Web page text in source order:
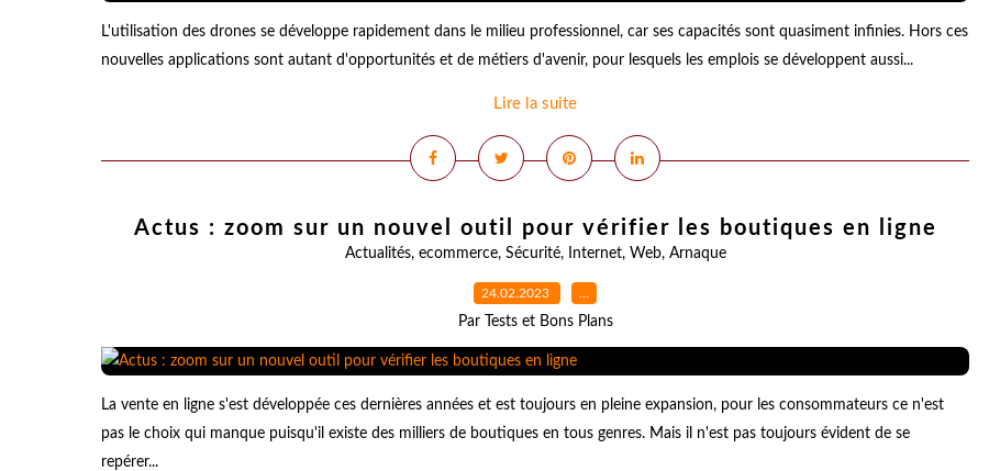
L'utilisation des drones se développe rapidement dans le milieu professionnel, car ses capacités sont quasiment infinies. Hors ces
nouvelles applications sont autant d'opportunités et de métiers d'avenir, pour lesquels les emplois se développent aussi...
Lire la suite
Actus : zoom sur un nouvel outil pour vérifier les boutiques en ligne
Actualités, ecommerce, Sécurité, Internet, Web, Arnaque
24.02.2023 …
Par Tests et Bons Plans
La vente en ligne s'est développée ces dernières années et est toujours en pleine expansion, pour les consommateurs ce n'est
pas le choix qui manque puisqu'il existe des milliers de boutiques en tous genres. Mais il n'est pas toujours évident de se
repérer...